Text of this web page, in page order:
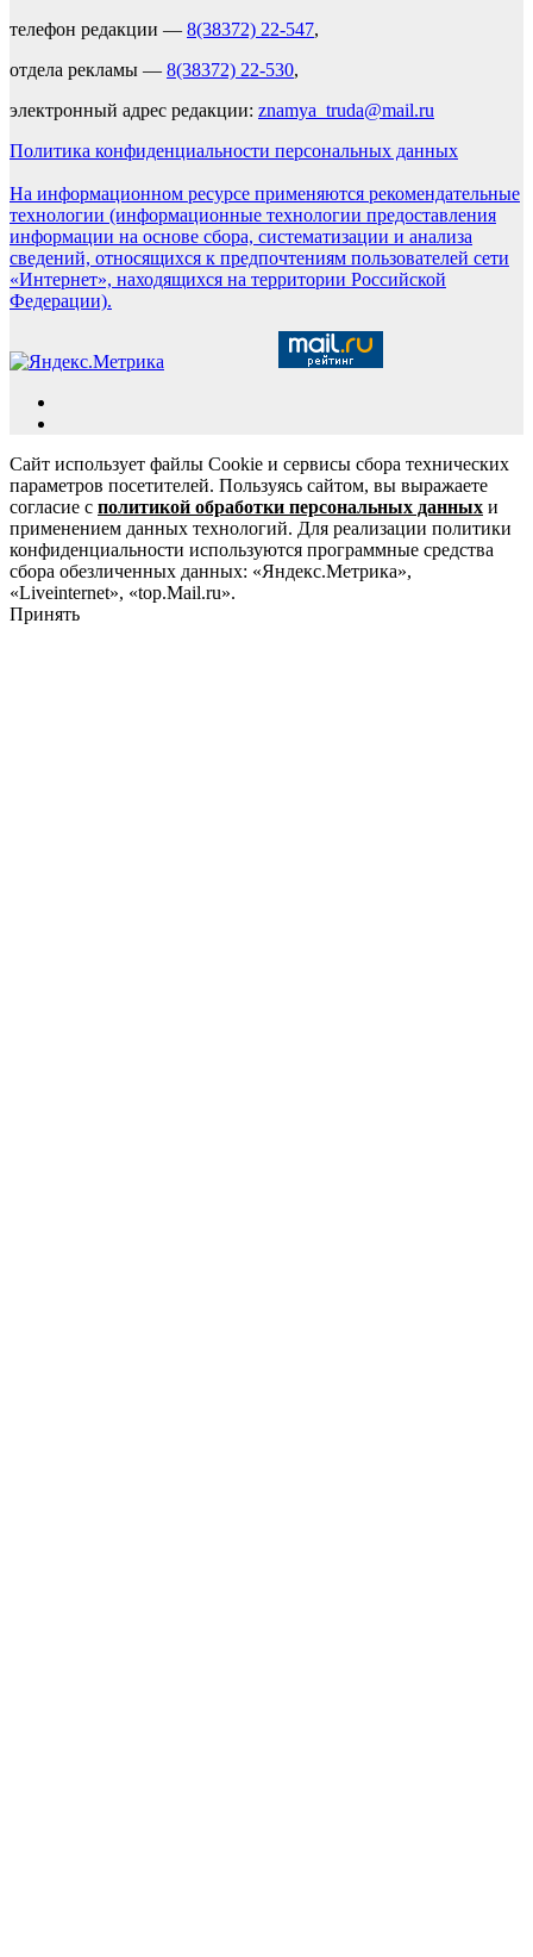
телефон редакции — 8(38372) 22-547,
отдела рекламы — 8(38372) 22-530,
электронный адрес редакции: znamya_truda@mail.ru
Политика конфиденциальности персональных данных
На информационном ресурсе применяются рекомендательные
технологии (информационные технологии предоставления
информации на основе сбора, систематизации и анализа
сведений, относящихся к предпочтениям пользователей сети
«Интернет», находящихся на территории Российской
Федерации).
Сайт использует файлы Cookie и сервисы сбора технических
параметров посетителей. Пользуясь сайтом, вы выражаете
согласие с политикой обработки персональных данных и
применением данных технологий. Для реализации политики
конфиденциальности используются программные средства
сбора обезличенных данных: «Яндекс.Метрика»,
«Liveinternet», «top.Mail.ru».
Принять